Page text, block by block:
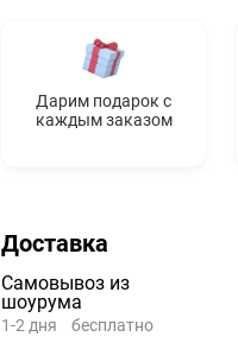
Дарим подарок с
каждым заказом
Доставка
Самовывоз из
шоурума
1-2 дня бесплатно